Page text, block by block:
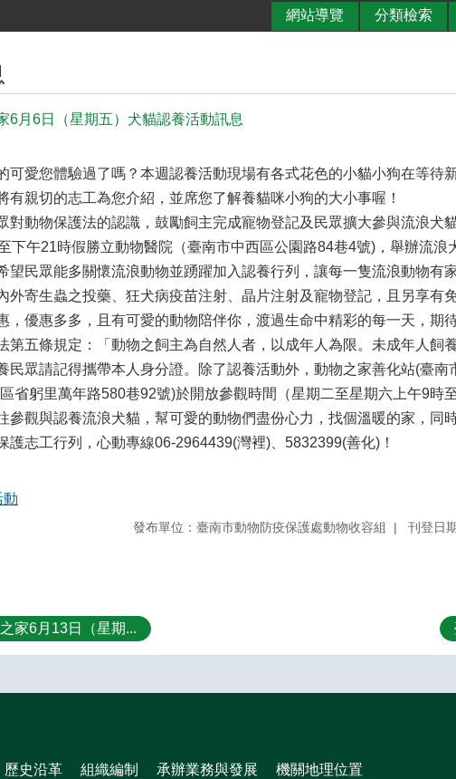
網站導覽 分類檢索
6月6日（星期五）犬貓認養活動訊息
可愛您體驗過了嗎？本週認養活動現場有各式花色的小貓小狗在等待
有親切的志工為您介紹，並席您了解養貓咪小狗的大小事喔！
對動物保護法的認識，鼓勵飼主完成寵物登記及民眾擴大參與流浪犬
下午21時假勝立動物醫院（臺南市中西區公園路84巷4號)，舉辦流浪
望民眾能多關懷流浪動物並踴躍加入認養行列，讓每一隻流浪動物有
外寄生蟲之投藥、狂犬病疫苗注射、晶片注射及寵物登記，且另享有
，優惠多多，且有可愛的動物陪伴你，渡過生命中精彩的每一天，期
第五條規定：「動物之飼主為自然人者，以成年人為限。未成年人飼
民眾請記得攜帶本人身分證。除了認養活動外，動物之家善化站(臺
省躬里萬年路580巷92號)於開放參觀時間（星期二至星期六上午9時
參觀與認養流浪犬貓，幫可愛的動物們盡份心力，找個溫暖的家，同
護志工行列，心動專線06-2964439(灣裡)、5832399(善化)！
動
發布單位：臺南市動物防疫保護處動物收容組 刊登日
家6月13日（星期...
歷史沿革 組織編制 承辦業務與發展 機關地理位置